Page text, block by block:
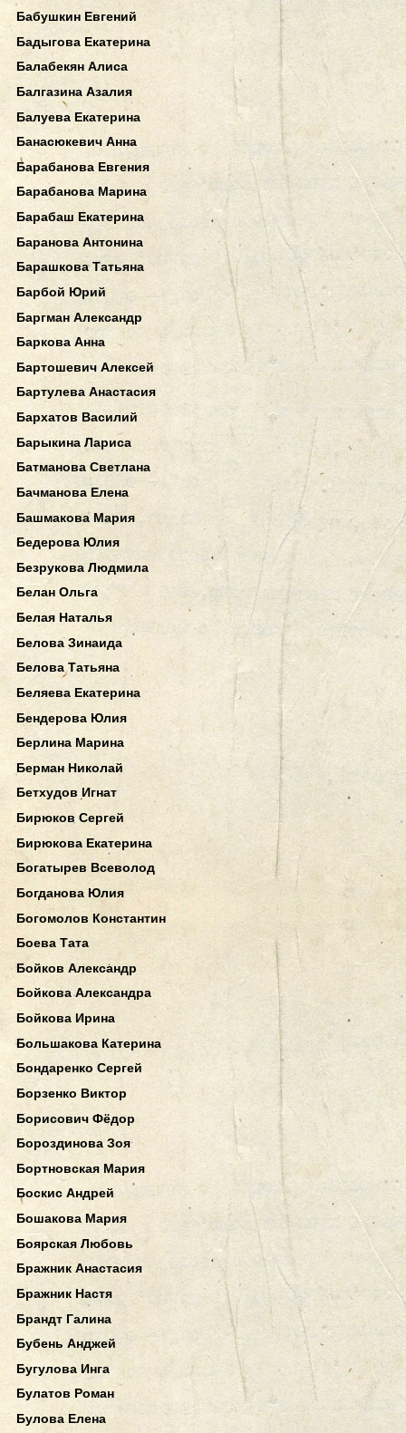
Бабушкин Евгений
Бадыгова Екатерина
Балабекян Алиса
Балгазина Азалия
Балуева Екатерина
Банасюкевич Анна
Барабанова Евгения
Барабанова Марина
Барабаш Екатерина
Баранова Антонина
Барашкова Татьяна
Барбой Юрий
Баргман Александр
Баркова Анна
Бартошевич Алексей
Бартулева Анастасия
Бархатов Василий
Барыкина Лариса
Батманова Светлана
Бачманова Елена
Башмакова Мария
Бедерова Юлия
Безрукова Людмила
Белан Ольга
Белая Наталья
Белова Зинаида
Белова Татьяна
Беляева Екатерина
Бендерова Юлия
Берлина Марина
Берман Николай
Бетхудов Игнат
Бирюков Сергей
Бирюкова Екатерина
Богатырев Всеволод
Богданова Юлия
Богомолов Константин
Боева Тата
Бойков Александр
Бойкова Александра
Бойкова Ирина
Большакова Катерина
Бондаренко Сергей
Борзенко Виктор
Борисович Фёдор
Бороздинова Зоя
Бортновская Мария
Боскис Андрей
Бошакова Мария
Боярская Любовь
Бражник Анастасия
Бражник Настя
Брандт Галина
Бубень Анджей
Бугулова Инга
Булатов Роман
Булова Елена